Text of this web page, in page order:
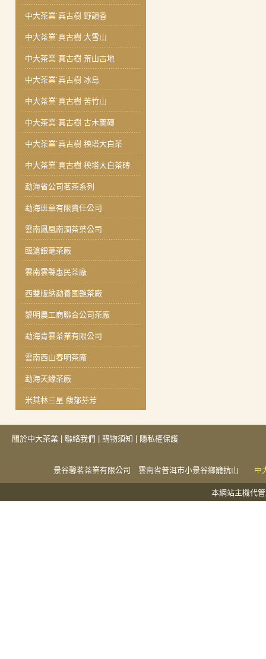
中大茶業˙真古樹 野韻香
中大茶業˙真古樹 大雪山
中大茶業˙真古樹 荒山古地
中大茶業˙真古樹 冰島
中大茶業˙真古樹 苦竹山
中大茶業˙真古樹 古木蘭磚
中大茶業˙真古樹 秧塔大白茶
中大茶業˙真古樹 秧塔大白茶磚
勐海省公司茗茶系列
勐海班章有限責任公司
雲南鳳凰南澗茶葉公司
臨滄銀毫茶廠
雲南雲縣惠民茶廠
西雙版納勐養國艷茶廠
黎明農工商聯合公司茶廠
勐海青雲茶業有限公司
雲南西山春明茶廠
勐海天緣茶廠
米其林三星 馥郁芬芳
關於中大茶業 聯絡我們 購物須知 隱私權保護
景谷馨茗茶業有限公司 雲南省普洱市小景谷鄉籠抗山 中
本網站主機代